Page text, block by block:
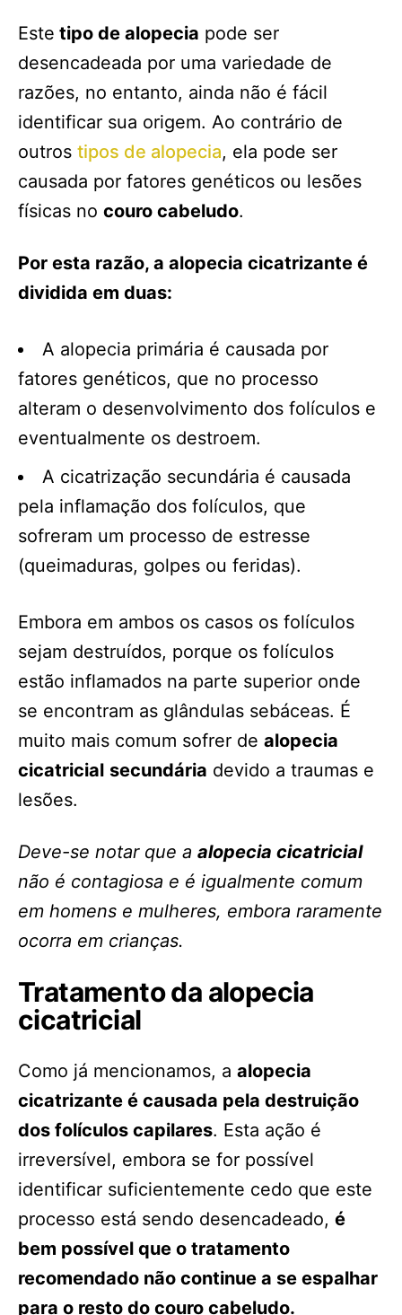
Este tipo de alopecia pode ser
desencadeada por uma variedade de
razões, no entanto, ainda não é fácil
identificar sua origem. Ao contrário de
outros tipos de alopecia, ela pode ser
causada por fatores genéticos ou lesões
físicas no couro cabeludo.
Por esta razão, a alopecia cicatrizante é
dividida em duas:
A alopecia primária é causada por
fatores genéticos, que no processo
alteram o desenvolvimento dos folículos e
eventualmente os destroem.
A cicatrização secundária é causada
pela inflamação dos folículos, que
sofreram um processo de estresse
(queimaduras, golpes ou feridas).
Embora em ambos os casos os folículos
sejam destruídos, porque os folículos
estão inflamados na parte superior onde
se encontram as glândulas sebáceas. É
muito mais comum sofrer de alopecia
cicatricial secundária devido a traumas e
lesões.
Deve-se notar que a alopecia cicatricial
não é contagiosa e é igualmente comum
em homens e mulheres, embora raramente
ocorra em crianças.
Tratamento da alopecia
cicatricial
Como já mencionamos, a alopecia
cicatrizante é causada pela destruição
dos folículos capilares. Esta ação é
irreversível, embora se for possível
identificar suficientemente cedo que este
processo está sendo desencadeado, é
bem possível que o tratamento
recomendado não continue a se espalhar
para o resto do couro cabeludo.